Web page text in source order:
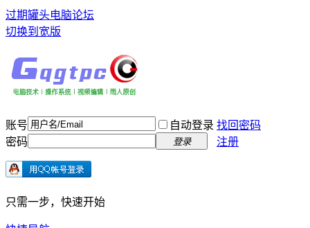
过期罐头电脑论坛
切换到宽版
账号 自动登录 找回密码
密码
登录 注册
只需一步，快速开始